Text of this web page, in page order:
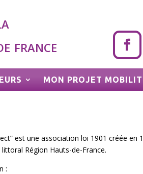
france
MON PROJET
est une association loi 1901 créée en
Région Hauts-de-France.
: